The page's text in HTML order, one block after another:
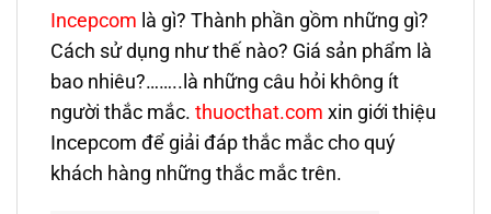
Incepcom là gì? Thành phần gồm những gì?
Cách sử dụng như thế nào? Giá sản phẩm là
bao nhiêu?……..là những câu hỏi không ít
người thắc mắc. thuocthat.com xin giới thiệu
Incepcom để giải đáp thắc mắc cho quý
khách hàng những thắc mắc trên.